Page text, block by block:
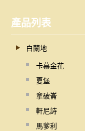
產品列表
白蘭地
卡慕金花
夏堡
拿破崙
軒尼詩
馬爹利